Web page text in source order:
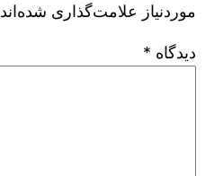
موردنیاز علامت‌گذاری شده‌اند
دیدگاه *